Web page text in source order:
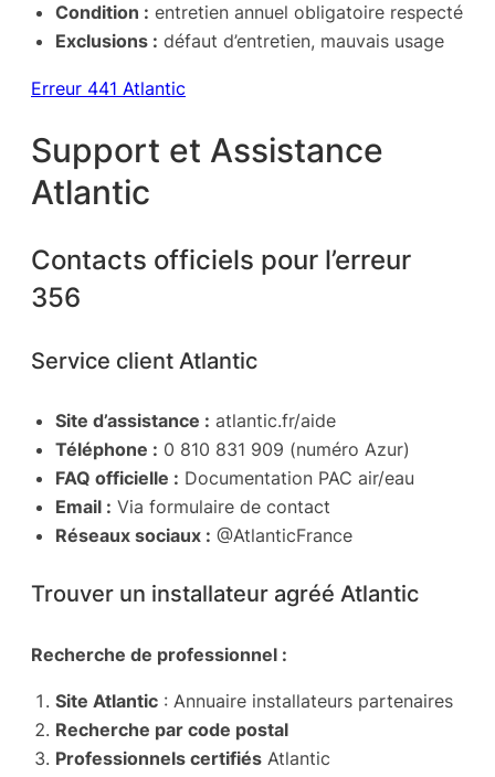
Condition : entretien annuel obligatoire respecté
Exclusions : défaut d’entretien, mauvais usage
Erreur 441 Atlantic
Support et Assistance
Atlantic
Contacts officiels pour l’erreur
356
Service client Atlantic
Site d’assistance : atlantic.fr/aide
Téléphone : 0 810 831 909 (numéro Azur)
FAQ officielle : Documentation PAC air/eau
Email : Via formulaire de contact
Réseaux sociaux : @AtlanticFrance
Trouver un installateur agréé Atlantic
Recherche de professionnel :
Site Atlantic : Annuaire installateurs partenaires
Recherche par code postal
Professionnels certifiés Atlantic